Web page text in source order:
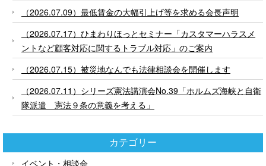
（2026.07.09）最低賃金の大幅引上げ等を求める会長声明
（2026.07.17）ひまわりほっとセミナー「カスタマーハラスメ
ントなど顧客対応に関するトラブル対応」のご案内
（2026.07.15）被災地なんでも法律相談会を開催します
（2026.07.11）シリーズ憲法講演会No.39「ホルムズ海峡と自衛
隊派遣 憲法９条の意義を考える」
カテゴリー
イベント・相談会